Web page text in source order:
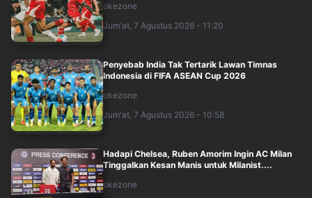
okezone
Jum'at, 7 Agustus 2026 - 11:20
Penyebab India Tak Tertarik Lawan Timnas
Indonesia di FIFA ASEAN Cup 2026
okezone
Jum'at, 7 Agustus 2026 - 10:58
Hadapi Chelsea, Ruben Amorim Ingin AC Milan
Tinggalkan Kesan Manis untuk Milanist....
okezone